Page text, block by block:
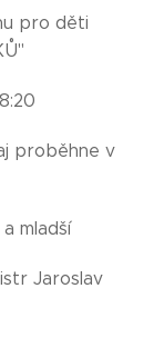
pro děti
proběhne v
mladší
Jaroslav